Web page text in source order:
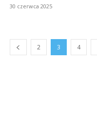
30 czerwca 2025
2 3 4